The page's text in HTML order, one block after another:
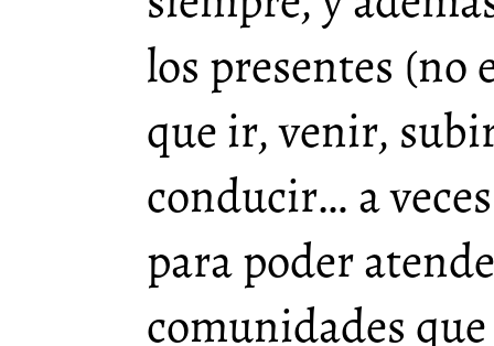
los presentes (no
que ir, venir,
conducir… a
para poder
comunidades